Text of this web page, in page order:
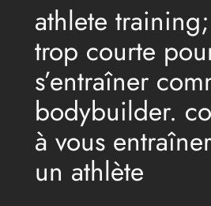
athlete
trop courte
s’entraîner
bodybuilder.
à vous
un athlète